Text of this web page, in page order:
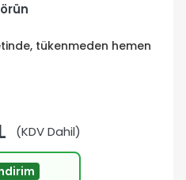
tükenmeden hemen
(KDV Dahil)